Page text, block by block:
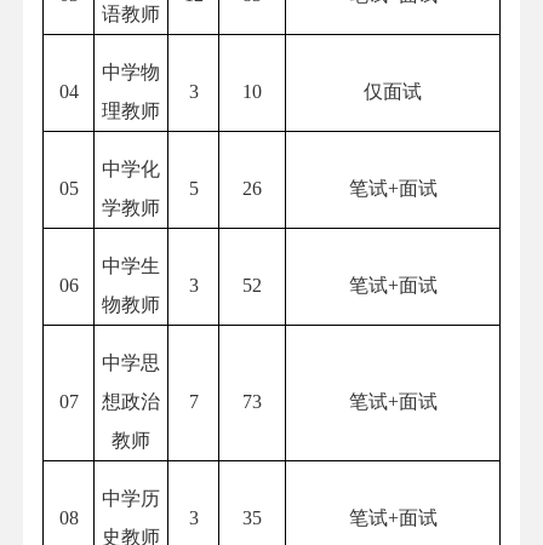
语教师
04
中学物
理教师
3 10 仅面试
05
中学化
学教师
5 26 笔试+面试
06
中学生
物教师
3 52 笔试+面试
07
中学思
想政治
教师
7 73 笔试+面试
08
中学历
史教师
3 35 笔试+面试